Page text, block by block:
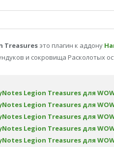
Treasures это плагин к аддону
и сокровища Расколотых
Legion Treasures для
Legion Treasures для
Legion Treasures для
Legion Treasures для
Legion Treasures для